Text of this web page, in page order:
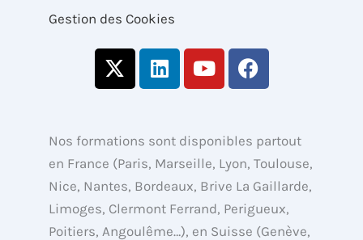
Gestion des Cookies
X
-
i
t
t
e
r
L
i
e
d
i
n
Y
o
u
b
e
F
a
b
o
o
k
Nos formations sont disponibles partout
en France (Paris, Marseille, Lyon, Toulouse,
Nice, Nantes, Bordeaux, Brive La Gaillarde,
Limoges, Clermont Ferrand, Perigueux,
Poitiers, Angoulême…), en Suisse (Genève,